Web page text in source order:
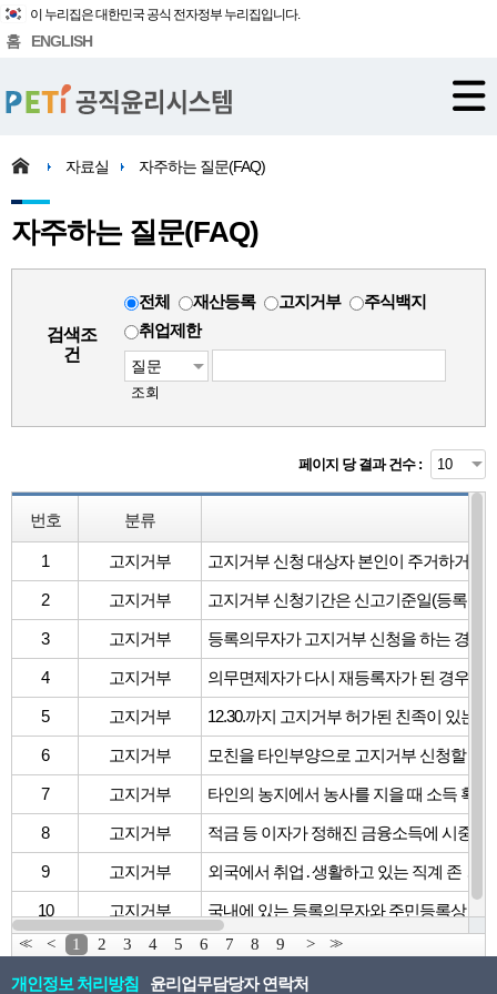
이 누리집은 대한민국 공식 전자정부 누리집입니다.
홈 ENGLISH
자료실 자주하는 질문(FAQ)
자주하는 질문(FAQ)
검색조
건
전체 재산등록 고지거부
주식백지
취업제한
조회
페이지 당 결과 건수 :
번호 분류
1 고지거부
2 고지거부
3 고지거부
4 고지거부
5 고지거부
6 고지거부
7 고지거부 타인의 농지에서 농사를 지을 때 소득 확인
8 고지거부 적금 등 이자가 정해진 금융소득에 시중
9 고지거부
10 고지거부
<< < 1 2 3 4 5 6 7 8 9 > >>
개인정보 처리방침 윤리업무담당자 연락처